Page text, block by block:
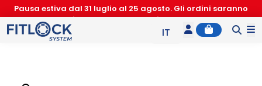
Pausa estiva dal 31 luglio al 25 agosto. Gli ordini saranno
accettati nuovamente a partire dal 26 agosto
IT Account
Cart